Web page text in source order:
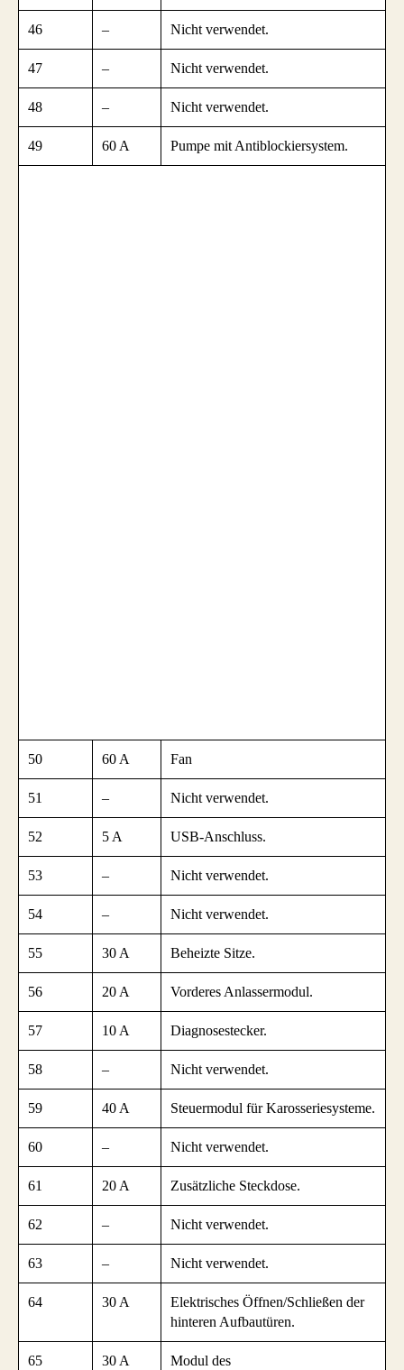
46 – Nicht verwendet.
47 – Nicht verwendet.
48 – Nicht verwendet.
49 60 A Pumpe mit Antiblockiersystem.
50 60 A Fan
51 – Nicht verwendet.
52 5 A USB-Anschluss.
53 – Nicht verwendet.
54 – Nicht verwendet.
55 30 A Beheizte Sitze.
56 20 A Vorderes Anlassermodul.
57 10 A Diagnosestecker.
58 – Nicht verwendet.
59 40 A Steuermodul für Karosseriesysteme.
60 – Nicht verwendet.
61 20 A Zusätzliche Steckdose.
62 – Nicht verwendet.
63 – Nicht verwendet.
64 30 A
Elektrisches Öffnen/Schließen der
hinteren Aufbautüren.
65 30 A
Modul des